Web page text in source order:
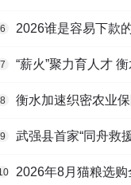
6 2026谁是容易下款的小额
7 “薪火”聚力育人才
8 衡水加速织密农业
9 武强县首家“同舟救援暖新
2026年8月猫粮选购全新攻略：分价位